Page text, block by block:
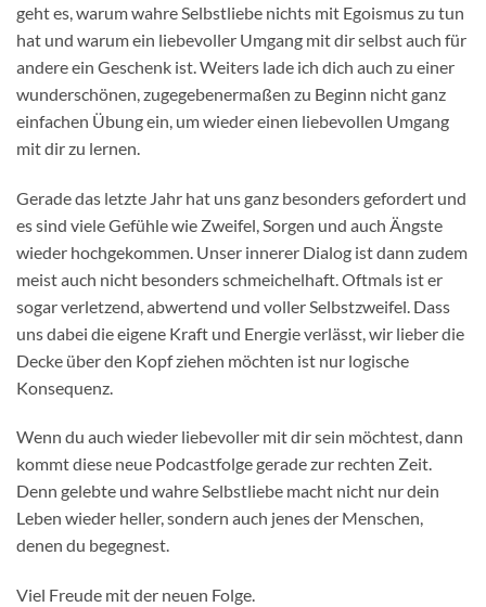
geht es, warum wahre Selbstliebe nichts mit Egoismus zu tun
hat und warum ein liebevoller Umgang mit dir selbst auch für
andere ein Geschenk ist. Weiters lade ich dich auch zu einer
wunderschönen, zugegebenermaßen zu Beginn nicht ganz
einfachen Übung ein, um wieder einen liebevollen Umgang
mit dir zu lernen.
Gerade das letzte Jahr hat uns ganz besonders gefordert und
es sind viele Gefühle wie Zweifel, Sorgen und auch Ängste
wieder hochgekommen. Unser innerer Dialog ist dann zudem
meist auch nicht besonders schmeichelhaft. Oftmals ist er
sogar verletzend, abwertend und voller Selbstzweifel. Dass
uns dabei die eigene Kraft und Energie verlässt, wir lieber die
Decke über den Kopf ziehen möchten ist nur logische
Konsequenz.
Wenn du auch wieder liebevoller mit dir sein möchtest, dann
kommt diese neue Podcastfolge gerade zur rechten Zeit.
Denn gelebte und wahre Selbstliebe macht nicht nur dein
Leben wieder heller, sondern auch jenes der Menschen,
denen du begegnest.
Viel Freude mit der neuen Folge.